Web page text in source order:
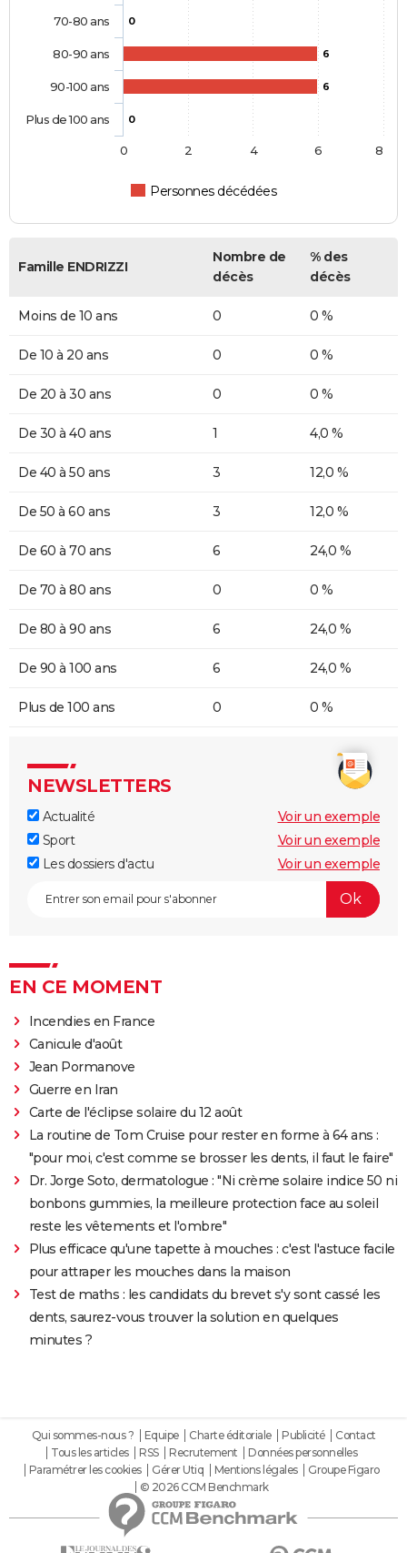
0
6
6
0
Personnes décédées
70-80 ans
80-90 ans
90-100 ans
Plus de 100 ans
0 2 4 6 8
Famille ENDRIZZI
Nombre de
décès
% des
décès
Moins de 10 ans 0 0 %
De 10 à 20 ans 0 0 %
De 20 à 30 ans 0 0 %
De 30 à 40 ans 1 4,0 %
De 40 à 50 ans 3 12,0 %
De 50 à 60 ans 3 12,0 %
De 60 à 70 ans 6 24,0 %
De 70 à 80 ans 0 0 %
De 80 à 90 ans 6 24,0 %
De 90 à 100 ans 6 24,0 %
Plus de 100 ans 0 0 %
NEWSLETTERS
Actualité
Voir un exemple
Sport
Voir un exemple
Les dossiers d'actu
Voir un exemple
EN CE MOMENT
Incendies en France
Canicule d'août
Jean Pormanove
Guerre en Iran
Carte de l'éclipse solaire du 12 août
La routine de Tom Cruise pour rester en forme à 64 ans :
"pour moi, c'est comme se brosser les dents, il faut le faire"
Dr. Jorge Soto, dermatologue : "Ni crème solaire indice 50 ni
bonbons gummies, la meilleure protection face au soleil
reste les vêtements et l'ombre"
Plus efficace qu'une tapette à mouches : c'est l'astuce facile
pour attraper les mouches dans la maison
Test de maths : les candidats du brevet s'y sont cassé les
dents, saurez-vous trouver la solution en quelques
minutes ?
Qui sommes-nous ? Equipe Charte éditoriale Publicité
Contact
Tous les articles
RSS Recrutement
Données personnelles
Paramétrer les cookies
Gérer Utiq Mentions légales
Groupe Figaro
© 2026 CCM Benchmark